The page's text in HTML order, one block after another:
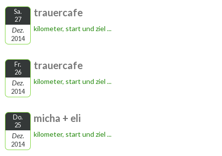
Sa.
27
Dez.
2014
trauercafe
kilometer, start und ziel ...
Fr.
26
Dez.
2014
trauercafe
kilometer, start und ziel ...
Do.
25
Dez.
2014
micha + eli
kilometer, start und ziel ...